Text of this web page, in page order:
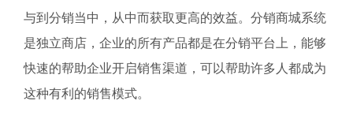
与到分销当中，从中而获取更高的效益。分销商城系统
是独立商店，企业的所有产品都是在分销平台上，能够
快速的帮助企业开启销售渠道，可以帮助许多人都成为
这种有利的销售模式。